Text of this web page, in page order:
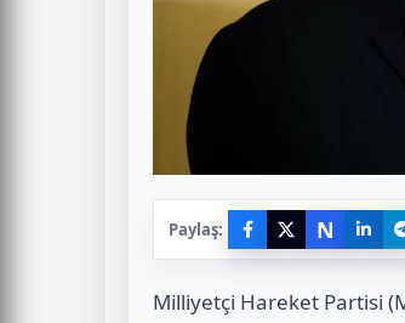
Paylaş: N
Milliyetçi Hareket Partisi